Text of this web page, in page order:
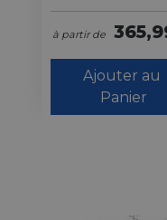
à partir de
Ajouter au
Panier